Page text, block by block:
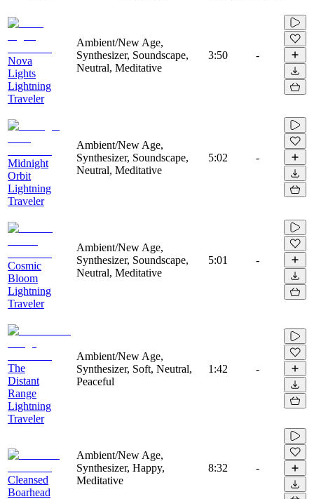
Nova
Lights
Lightning
Traveler
Ambient/New Age,
Synthesizer, Soundscape,
Neutral, Meditative
3:50 -
Midnight
Orbit
Lightning
Traveler
Ambient/New Age,
Synthesizer, Soundscape,
Neutral, Meditative
5:02 -
Cosmic
Bloom
Lightning
Traveler
Ambient/New Age,
Synthesizer, Soundscape,
Neutral, Meditative
5:01 -
The
Distant
Range
Lightning
Traveler
Ambient/New Age,
Synthesizer, Soft, Neutral,
Peaceful
1:42 -
Cleansed
Boarhead
Ambient/New Age,
Synthesizer, Happy,
Meditative
8:32 -